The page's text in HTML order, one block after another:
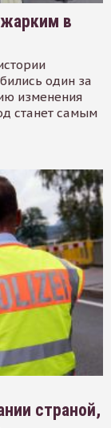
в
один за
изменения
станет самым
страной,